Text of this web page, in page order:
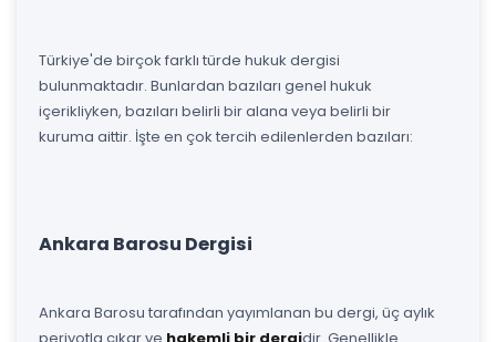
Türkiye'de birçok farklı türde hukuk dergisi
bulunmaktadır. Bunlardan bazıları genel hukuk
içerikliyken, bazıları belirli bir alana veya belirli bir
kuruma aittir. İşte en çok tercih edilenlerden bazıları:
Ankara Barosu Dergisi
Ankara Barosu tarafından yayımlanan bu dergi, üç aylık
periyotla çıkar ve hakemli bir dergidir. Genellikle